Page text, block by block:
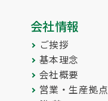
会社情報
ご挨拶
基本理念
会社概要
営業・生産拠点